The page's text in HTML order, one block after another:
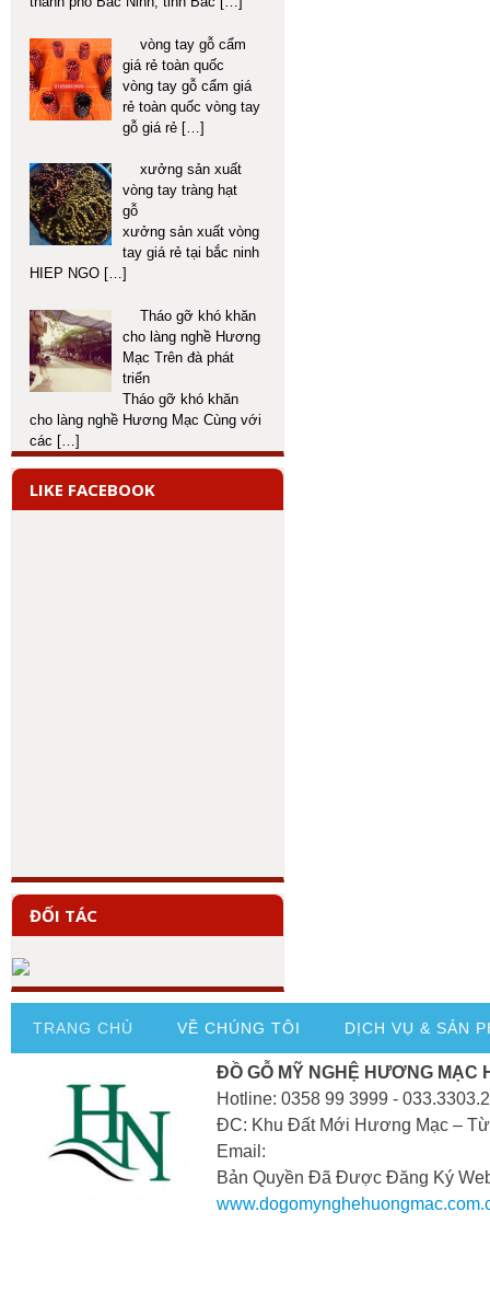
vòng tay gỗ cẩm
giá rẻ toàn quốc
vòng tay gỗ cẩm giá
rẻ toàn quốc vòng tay
gỗ giá rẻ […]
xưởng sản xuất
vòng tay tràng hạt
gỗ
xưởng sản xuất vòng
tay giá rẻ tại bắc ninh
HIEP NGO […]
Tháo gỡ khó khăn
cho làng nghề Hương
Mạc Trên đà phát
triển
Tháo gỡ khó khăn
cho làng nghề Hương Mạc Cùng với
các […]
LIKE FACEBOOK
ĐỐI TÁC
TRANG CHỦ VỀ CHÚNG TÔI DỊCH VỤ & SẢN
ĐỒ GỖ MỸ NGHỆ HƯƠNG MẠC
Hotline: 0358 99 3999 -
ĐC: Khu Đất Mới Hương Mạc –
Email:
Bản Quyền Đã Được Đăng Ký